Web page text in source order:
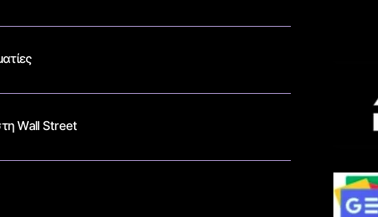
Wall Street